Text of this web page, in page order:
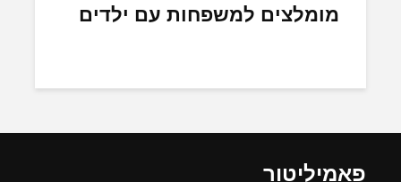
מומלצים למשפחות עם ילדים
פאמיליטור